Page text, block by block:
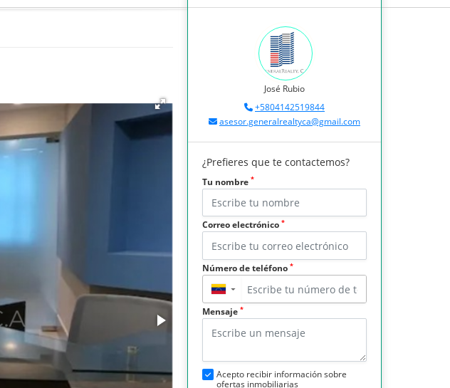
José Rubio
+5804142519844
asesor.generalrealtyca@gmail.com
¿Prefieres que te contactemos?
Tu nombre *
Correo electrónico *
Número de teléfono *
▼
Mensaje *
Acepto recibir información sobre
ofertas inmobiliarias